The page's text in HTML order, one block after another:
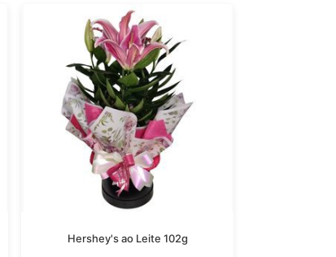
Hershey's ao Leite 102g